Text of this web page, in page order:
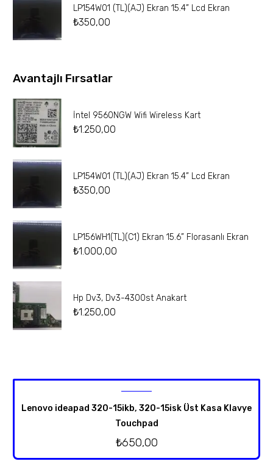
LP154W01 (TL)(AJ) Ekran 15.4” Lcd Ekran
₺350,00
Avantajlı Fırsatlar
İntel 9560NGW Wifi Wireless Kart
₺1.250,00
LP154W01 (TL)(AJ) Ekran 15.4” Lcd Ekran
₺350,00
LP156WH1(TL)(C1) Ekran 15.6” Florasanlı Ekran
₺1.000,00
Hp Dv3, Dv3-4300st Anakart
₺1.250,00
Lenovo ideapad 320-15ikb, 320-15isk Üst Kasa Klavye
Touchpad
₺650,00